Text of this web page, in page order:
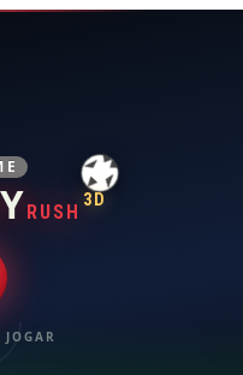
RUSH
3D